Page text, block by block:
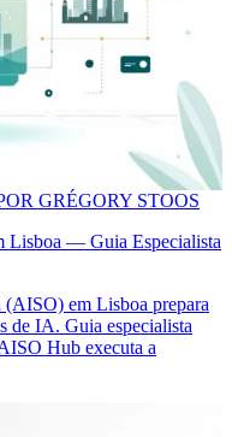
GRÉGORY STOOS
Lisboa — Guia Especialista
em Lisboa prepara
de IA. Guia especialista
Hub executa a